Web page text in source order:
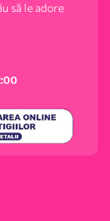
să le adore